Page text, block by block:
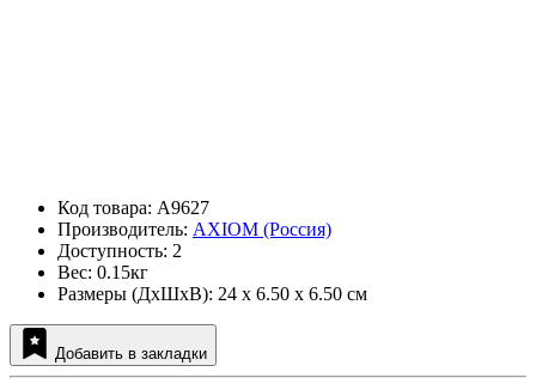
Код товара: A9627
Производитель: AXIOM (Россия)
Доступность: 2
Вес: 0.15кг
Размеры (ДxШxВ): 24 x 6.50 x 6.50 см
Добавить в закладки